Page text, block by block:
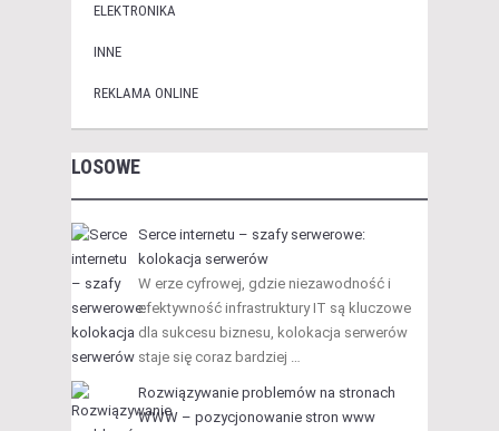
ELEKTRONIKA
INNE
REKLAMA ONLINE
LOSOWE
Serce internetu – szafy serwerowe:
kolokacja serwerów
W erze cyfrowej, gdzie niezawodność i
efektywność infrastruktury IT są kluczowe
dla sukcesu biznesu, kolokacja serwerów
staje się coraz bardziej …
Rozwiązywanie problemów na stronach
WWW – pozycjonowanie stron www